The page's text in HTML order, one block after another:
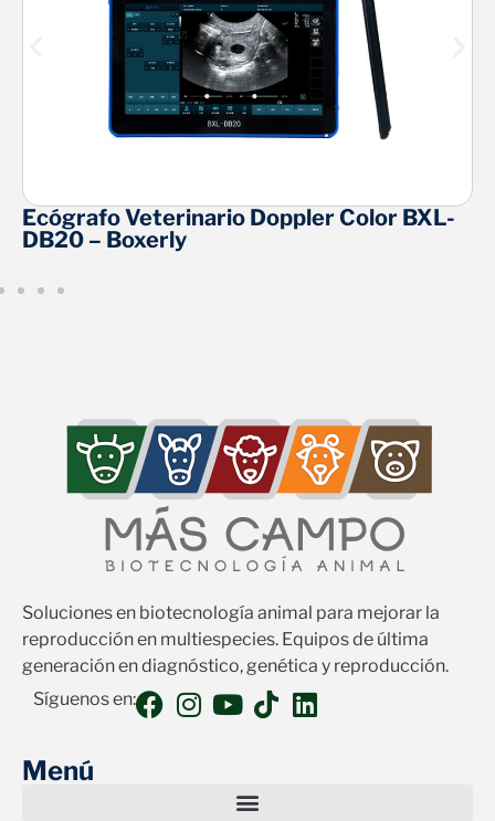
Ecógrafo Veterinario Doppler Color BXL-
DB20 – Boxerly
Soluciones en biotecnología animal para mejorar la
reproducción en multiespecies. Equipos de última
generación en diagnóstico, genética y reproducción.
Síguenos en:
Menú